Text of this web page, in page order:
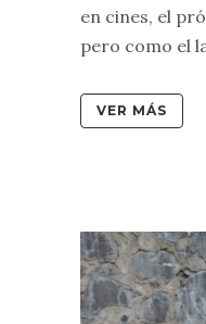
en cines, el
pero como el
VER MÁS